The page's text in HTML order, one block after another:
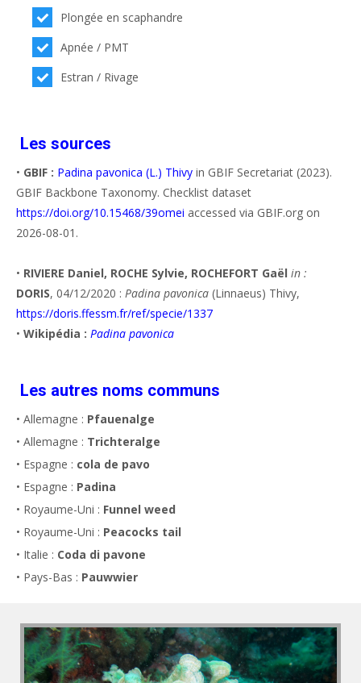
Plongée en scaphandre
Apnée / PMT
Estran / Rivage
Les sources
• GBIF : Padina pavonica (L.) Thivy in GBIF Secretariat (2023).
GBIF Backbone Taxonomy. Checklist dataset
https://doi.org/10.15468/39omei accessed via GBIF.org on
2026-08-01.
• RIVIERE Daniel, ROCHE Sylvie, ROCHEFORT Gaël in :
DORIS, 04/12/2020 : Padina pavonica (Linnaeus) Thivy,
https://doris.ffessm.fr/ref/specie/1337
• Wikipédia : Padina pavonica
Les autres noms communs
• Allemagne : Pfauenalge
• Allemagne : Trichteralge
• Espagne : cola de pavo
• Espagne : Padina
• Royaume-Uni : Funnel weed
• Royaume-Uni : Peacocks tail
• Italie : Coda di pavone
• Pays-Bas : Pauwwier